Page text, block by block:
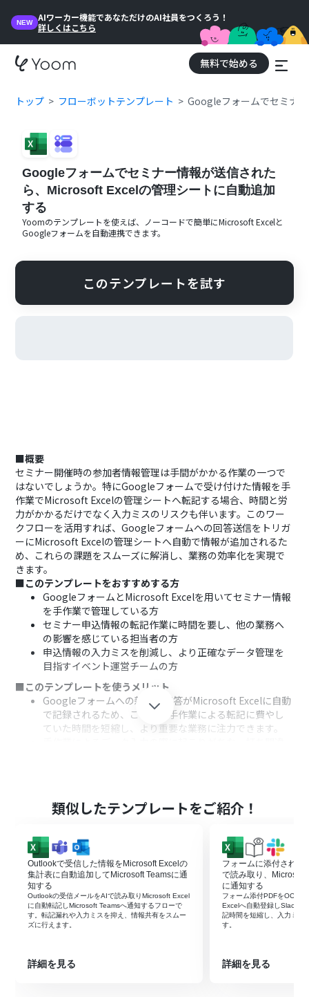
NEW
AIワーカー機能であなただけのAI社員をつくろう！
詳しくはこちら
無料で始める
トップ フローボットテンプレート Googleフォームでセミナ
Googleフォームでセミナー情報が送信された
ら、Microsoft Excelの管理シートに自動追加
する
Yoomのテンプレートを使えば、ノーコードで簡単にMicrosoft Excelと
Googleフォームを自動連携できます。
このテンプレートを試す
■概要
セミナー開催時の参加者情報管理は手間がかかる作業の一つで
はないでしょうか。特にGoogleフォームで受け付けた情報を手
作業でMicrosoft Excelの管理シートへ転記する場合、時間と労
力がかかるだけでなく入力ミスのリスクも伴います。このワー
クフローを活用すれば、Googleフォームへの回答送信をトリガ
ーにMicrosoft Excelの管理シートへ自動で情報が追加されるた
め、これらの課題をスムーズに解消し、業務の効率化を実現で
きます。
■このテンプレートをおすすめする方
GoogleフォームとMicrosoft Excelを用いてセミナー情報
を手作業で管理している方
セミナー申込情報の転記作業に時間を要し、他の業務へ
の影響を感じている担当者の方
申込情報の入力ミスを削減し、より正確なデータ管理を
目指すイベント運営チームの方
■このテンプレートを使うメリット
Googleフォームへの新しい回答がMicrosoft Excelに自動
で記録されるため、これまで手作業による転記に費やし
ていた時間を短縮し、より重要な業務に注力できます。
はじめに、GoogleフォームとMicrosoft ExcelをYoomに
連携させます。
ームに回答が送信されたら」というアクションを設定し、
対象のフォームを指定します。
最後に、オペレーションとしてMicrosoft Excelを選択
し、「レコードを追加する」アクションを設定します。こ
こで、どのファイルのどのシートに、フォームのどの回答
を記録するかを紐付けます。
ション
類似したテンプレートをご紹介！
Outlookで受信した情報をMicrosoft Excelの
集計表に自動追加してMicrosoft Teamsに通
知する
Outlookの受信メールをAIで読み取りMicrosoft Excel
に自動転記しMicrosoft Teamsへ通知するフローで
す。転記漏れや入力ミスを抑え、情報共有をスムー
ズに行えます。
詳細を見る
フォームに添付された
で読み取り、
に通知する
フォーム添付PDFをOCR
Excelへ自動登録しSlackに
記時間を短縮し、入力ミス
す。
詳細を見る